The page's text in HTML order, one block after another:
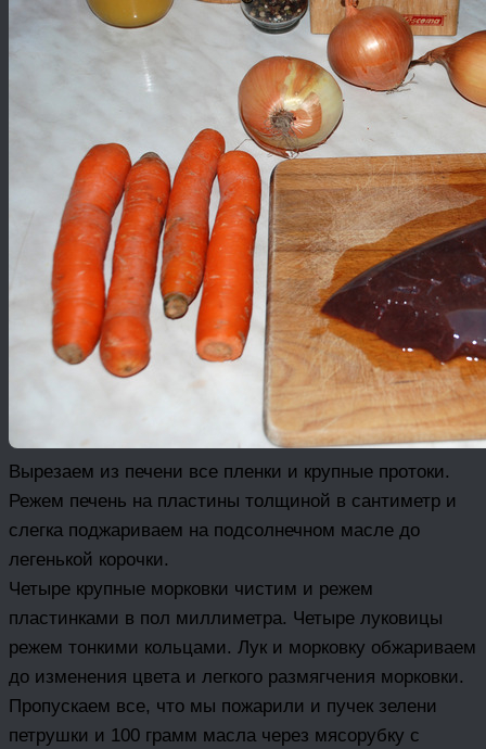
Вырезаем из печени все пленки и крупные протоки.
Режем печень на пластины толщиной в сантиметр и
слегка поджариваем на подсолнечном масле до
легенькой корочки.
Четыре крупные морковки чистим и режем
пластинками в пол миллиметра. Четыре луковицы
режем тонкими кольцами. Лук и морковку обжариваем
до изменения цвета и легкого размягчения морковки.
Пропускаем все, что мы пожарили и пучек зелени
петрушки и 100 грамм масла через мясорубку с